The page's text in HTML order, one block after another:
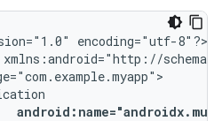
encoding="utf-8"?>